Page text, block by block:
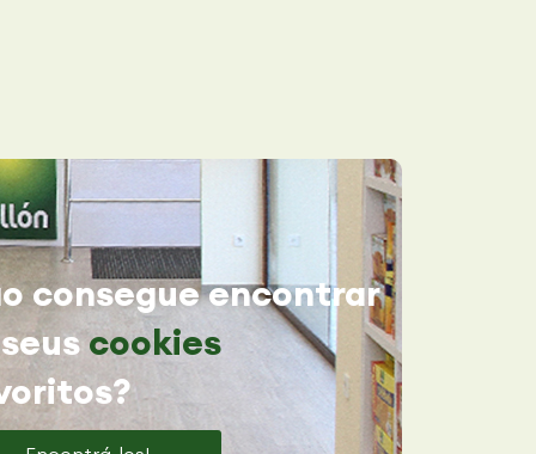
consegue encontrar
cookies